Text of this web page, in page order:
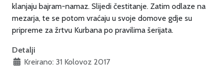
klanjaju bajram-namaz. Slijedi čestitanje. Zatim odlaze na
mezarja, te se potom vraćaju u svoje domove gdje su
pripreme za žrtvu Kurbana po pravilima šerijata.
Detalji
Kreirano: 31 Kolovoz 2017